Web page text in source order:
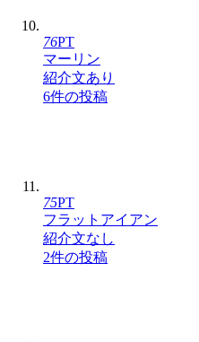
76PT
マーリン
紹介文あり
6件の投稿
75PT
フラットアイアン
紹介文なし
2件の投稿